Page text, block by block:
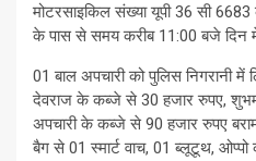
मोटरसाइकिल संख्या यूपी 36 सी
के पास से समय करीब 11:00 बजे दिन में
01 बाल अपचारी को पुलिस निगरानी
देवराज के कब्जे से 30 हजार रुपए,
अपचारी के कब्जे से 90 हजार रुपए
बैग से 01 स्मार्ट वाच, 01 ब्लूटूथ,